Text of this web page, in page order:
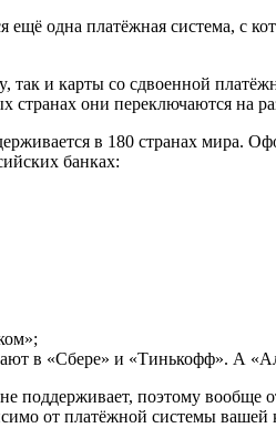
ещё одна платёжная система, с
так и карты со сдвоенной
они переключаются на
в 180 странах мира.
банках:
в «Сбере» и «Тинькофф». А
поддерживает, поэтому вообще
от платёжной системы вашей